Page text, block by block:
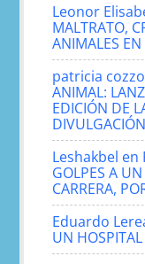
Leonor
MALTRATO,
ANIMALES
patricia
ANIMAL:
EDICIÓN DE
Leshakbel en
GOLPES A
CARRERA,
Eduardo
UN